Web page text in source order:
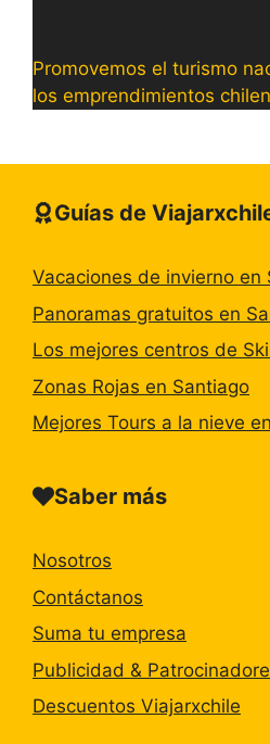
Promovemos el turismo
los emprendimientos
Guías de
Vacaciones de invierno en
Panoramas gratuitos en
Los mejores centros de
Zonas Rojas en Santiago
Mejores Tours a la nieve
Saber más
Nosotros
Contáctanos
Suma tu empresa
Publicidad &
Descuentos Viajarxchile